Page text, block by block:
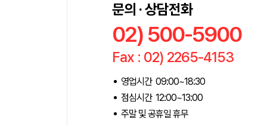
문의 · 상담전화
02) 500-5900
Fax : 02) 2265-4153
영업시간 09:00~18:30
점심시간 12:00~13:00
주말 및 공휴일 휴무